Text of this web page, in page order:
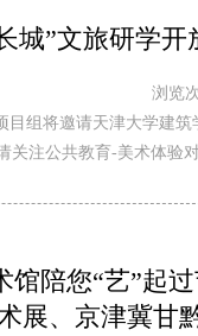
城”文旅研学
浏览
目组将邀请天津大学建
关注公共教育-美术体验
馆陪您“艺”起
展、京津冀甘